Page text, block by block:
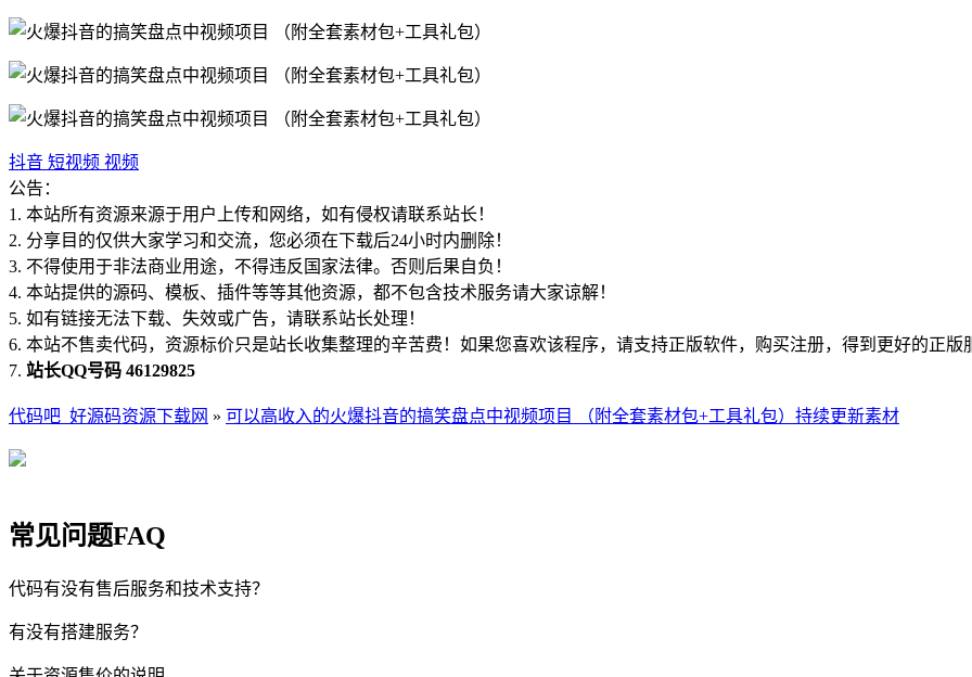
抖音 短视频 视频
公告：
1. 本站所有资源来源于用户上传和网络，如有侵权请联系站长！
2. 分享目的仅供大家学习和交流，您必须在下载后24小时内删除！
3. 不得使用于非法商业用途，不得违反国家法律。否则后果自负！
4. 本站提供的源码、模板、插件等等其他资源，都不包含技术服务请大家谅解！
5. 如有链接无法下载、失效或广告，请联系站长处理！
6. 本站不售卖代码，资源标价只是站长收集整理的辛苦费！如果您喜欢该程序，请支持正版软件，购买注册，得到更好的正版
7. 站长QQ号码 46129825
代码吧_好源码资源下载网 » 可以高收入的火爆抖音的搞笑盘点中视频项目 （附全套素材包+工具礼包）持续更新素材
常见问题FAQ
代码有没有售后服务和技术支持？
有没有搭建服务？